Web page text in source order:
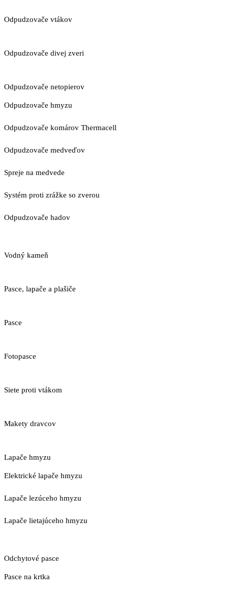
Odpudzovače vtákov
Odpudzovače divej zveri
Odpudzovače netopierov
Odpudzovače hmyzu
Odpudzovače komárov Thermacell
Odpudzovače medveďov
Spreje na medvede
Systém proti zrážke so zverou
Odpudzovače hadov
Vodný kameň
Pasce, lapače a plašiče
Pasce
Fotopasce
Siete proti vtákom
Makety dravcov
Lapače hmyzu
Elektrické lapače hmyzu
Lapače lezúceho hmyzu
Lapače lietajúceho hmyzu
Odchytové pasce
Pasce na krtka